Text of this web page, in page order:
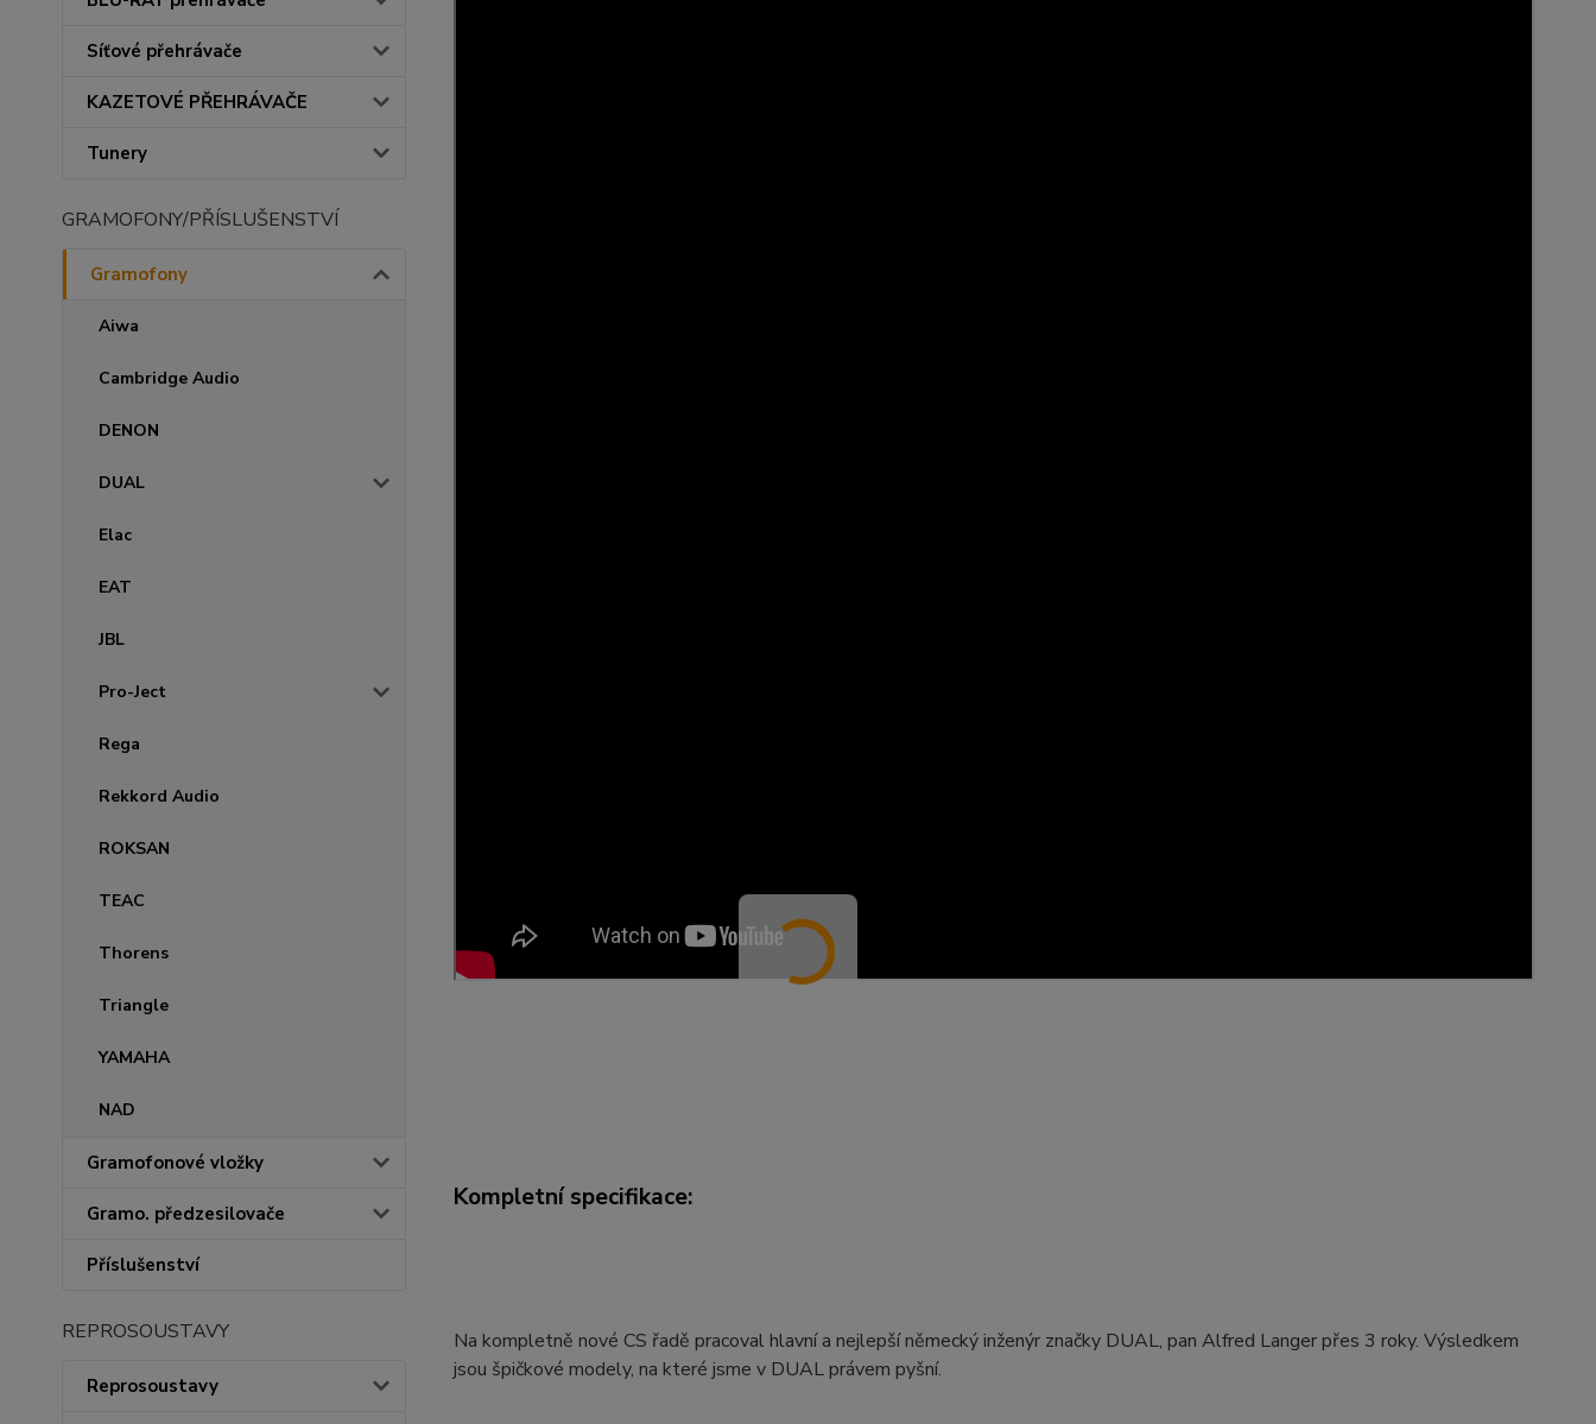
Síťové přehrávače
KAZETOVÉ PŘEHRÁVAČE
Tunery
GRAMOFONY/PŘÍSLUŠENSTVÍ
Gramofony
Aiwa
Cambridge Audio
DENON
DUAL
Elac
EAT
JBL
Pro-Ject
Rega
Rekkord Audio
ROKSAN
TEAC
Thorens
Triangle
YAMAHA
NAD
Gramofonové vložky
Gramo. předzesilovače
Příslušenství
REPROSOUSTAVY
Reprosoustavy
Kompletní specifikace:
Na kompletně nové CS řadě pracoval hlavní a nejlepší německý inženýr značky DUAL, pan Alfred Langer přes 3 roky. Výsledkem
jsou špičkové modely, na které jsme v DUAL právem pyšní.